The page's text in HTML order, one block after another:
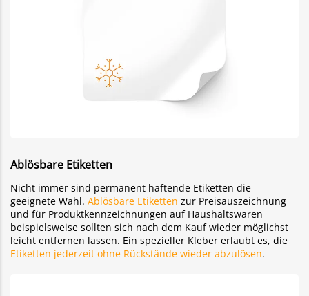
Ablösbare Etiketten
Nicht immer sind permanent haftende Etiketten die
geeignete Wahl. Ablösbare Etiketten zur Preisauszeichnung
und für Produktkennzeichnungen auf Haushaltswaren
beispielsweise sollten sich nach dem Kauf wieder möglichst
leicht entfernen lassen. Ein spezieller Kleber erlaubt es, die
Etiketten jederzeit ohne Rückstände wieder abzulösen.